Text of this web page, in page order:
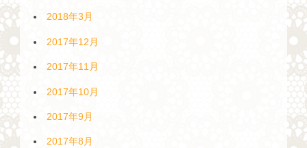
2018年3月
2017年12月
2017年11月
2017年10月
2017年9月
2017年8月